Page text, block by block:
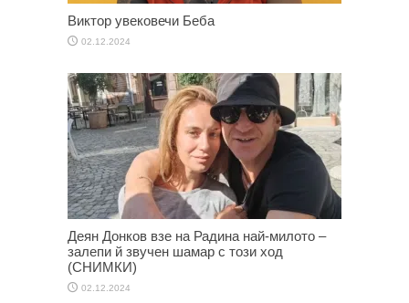
Виктор увековечи Беба
02.12.2024
Деян Донков взе на Радина най-милото –
залепи й звучен шамар с този ход
(СНИМКИ)
02.12.2024